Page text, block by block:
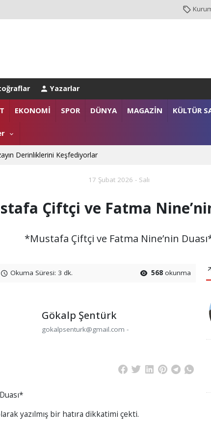
Yazarlar
EKONOMİ SPOR DÜNYA MAGAZİN KÜLTÜR
Derinliklerini Keşfediyorlar
17 Şubat 2026 - Salı
Çiftçi ve Fatma
*Mustafa Çiftçi ve Fatma Nine’nin
Okuma Süresi: 3 dk. 568 okunma
Gökalp Şentürk
gokalpsenturk@gmail.com -
yazılmış bir hatıra dikkatimi çekti.